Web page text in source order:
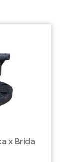
x Brida